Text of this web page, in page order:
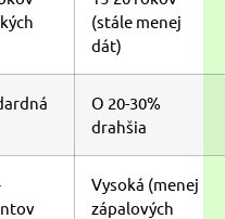
(stále menej
dát)
O 20-30%
drahšia
Vysoká (menej
zápalových